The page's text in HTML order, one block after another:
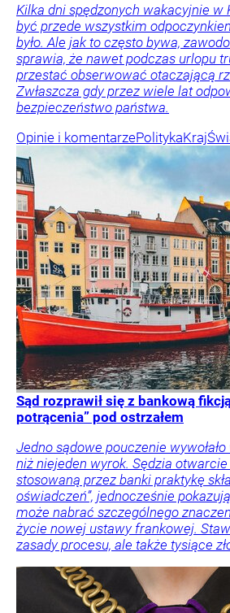
Kilka dni spędzonych wakacyjnie w
być przede wszystkim
było. Ale jak to często bywa,
sprawia, że nawet podczas urlopu
przestać obserwować otaczającą
Zwłaszcza gdy przez wiele lat
bezpieczeństwo państwa.
Opinie i komentarzePolitykaKraj
Sąd rozprawił się z bankową
potrącenia” pod ostrzałem
Jedno sądowe pouczenie
niż niejeden wyrok. Sędzia
stosowaną przez banki praktykę
oświadczeń”, jednocześnie
może nabrać szczególnego
życie nowej ustawy frankowej.
zasady procesu, ale także tysiące